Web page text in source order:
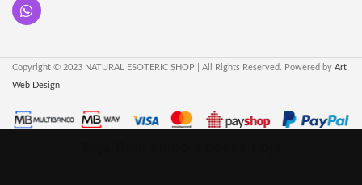
Copyright © 2023 NATURAL ESOTERIC SHOP | All Rights Reserved. Powered by Art
Web Design